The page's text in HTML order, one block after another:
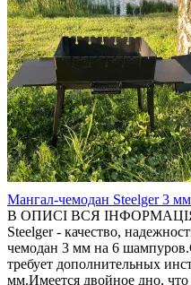
Мангал-чемодан Steelger 3
В ОПИСІ ВСЯ
Steelger - качество,
чемодан 3 мм на 6
требует дополнительных
мм.Имеется двойное дно, что